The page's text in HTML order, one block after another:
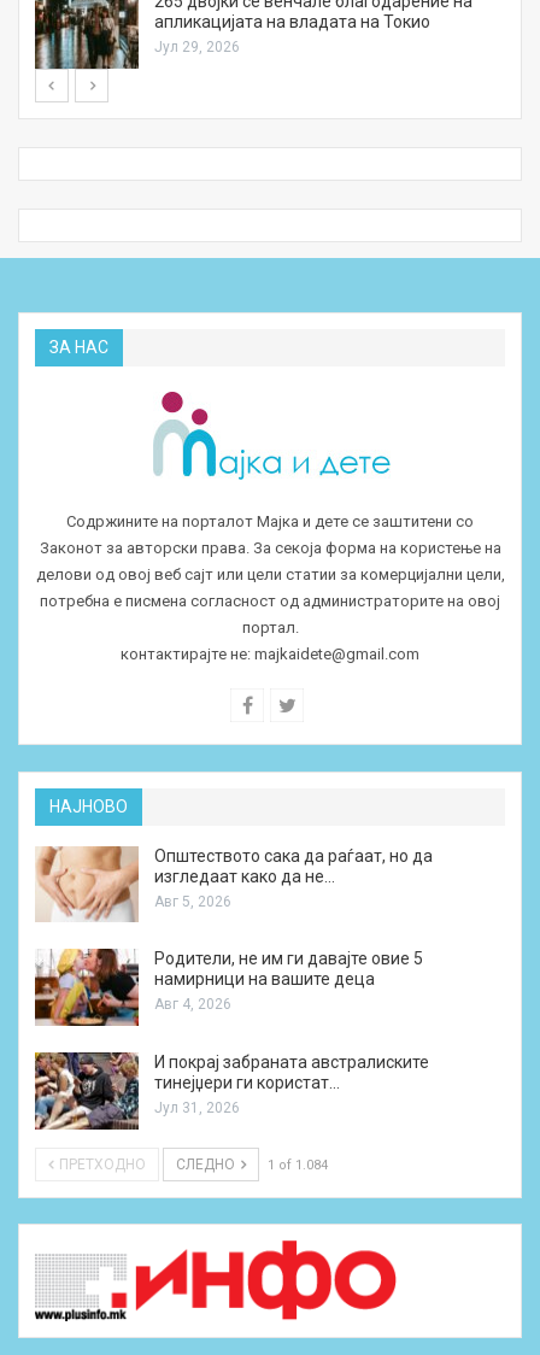
апликацијата на владата на Токио
Јул 29, 2026
ЗА НАС
Содржините на порталот Мајка и дете се заштитени со
Законот за авторски права. За секоја форма на користење на
делови од овој веб сајт или цели статии за комерцијални цели,
потребна е писмена согласност од администраторите на овој
портал.
контактирајте не: majkaidete@gmail.com
НАЈНОВО
Општеството сака да раѓаат, но да
изгледаат како да не…
Авг 5, 2026
Родители, не им ги давајте овие 5
намирници на вашите деца
Авг 4, 2026
И покрај забраната австралиските
тинејџери ги користат…
Јул 31, 2026
ПРЕТХОДНО СЛЕДНО 1 of 1.084